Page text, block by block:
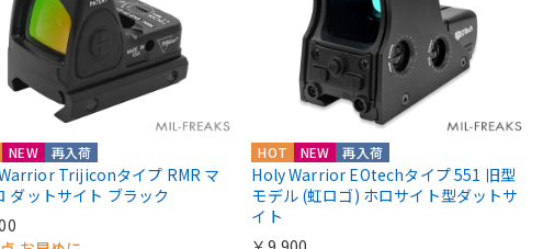
NEW 再入荷
Trijiconタイプ RMR マ
ダットサイト ブラック
HOT NEW 再入荷
Holy Warrior EOtechタイプ 551 旧型
モデル (虹ロゴ) ホロサイト型ダットサ
イト